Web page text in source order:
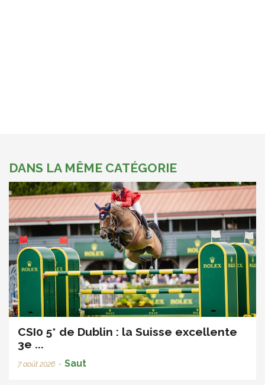
DANS LA MÊME CATÉGORIE
CSI0 5* de Dublin : la Suisse excellente
3e ...
7 août 2026 • Saut